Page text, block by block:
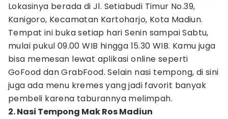
Lokasinya berada di Jl. Setiabudi Timur No.39,
Kanigoro, Kecamatan Kartoharjo, Kota Madiun.
Tempat ini buka setiap hari Senin sampai Sabtu,
mulai pukul 09.00 WIB hingga 15.30 WIB. Kamu juga
bisa memesan lewat aplikasi online seperti
GoFood dan GrabFood. Selain nasi tempong, di sini
juga ada menu kremes yang jadi favorit banyak
pembeli karena taburannya melimpah.
2. Nasi Tempong Mak Ros Madiun